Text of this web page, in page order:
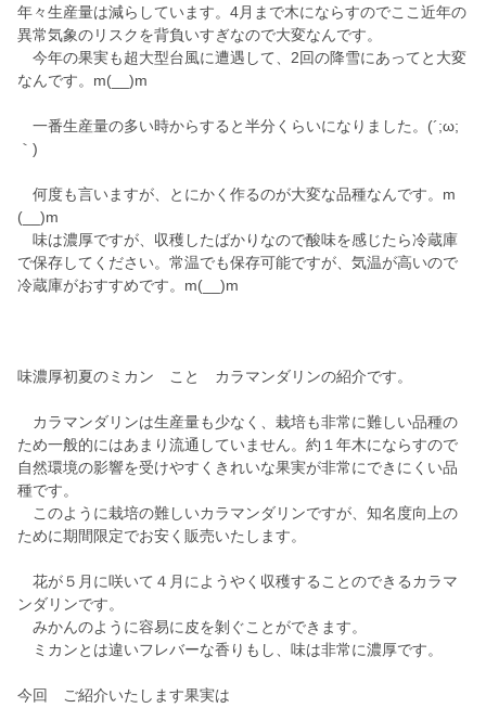
年々生産量は減らしています。4月まで木にならすのでここ近年の
異常気象のリスクを背負いすぎなので大変なんです。
今年の果実も超大型台風に遭遇して、2回の降雪にあってと大変
なんです。m(__)m
一番生産量の多い時からすると半分くらいになりました。(´;ω;
｀)
何度も言いますが、とにかく作るのが大変な品種なんです。m
(__)m
味は濃厚ですが、収穫したばかりなので酸味を感じたら冷蔵庫
で保存してください。常温でも保存可能ですが、気温が高いので
冷蔵庫がおすすめです。m(__)m
味濃厚初夏のミカン こと カラマンダリンの紹介です。
カラマンダリンは生産量も少なく、栽培も非常に難しい品種の
ため一般的にはあまり流通していません。約１年木にならすので
自然環境の影響を受けやすくきれいな果実が非常にできにくい品
種です。
このように栽培の難しいカラマンダリンですが、知名度向上の
ために期間限定でお安く販売いたします。
花が５月に咲いて４月にようやく収穫することのできるカラマ
ンダリンです。
みかんのように容易に皮を剝ぐことができます。
ミカンとは違いフレバーな香りもし、味は非常に濃厚です。
今回 ご紹介いたします果実は